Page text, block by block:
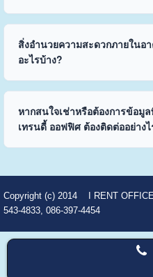
สิ่งอำนวยความสะดวกภายในอ
อะไรบ้าง?
หากสนใจเช่าหรือต้องการข้อมู
เทรนดี้ ออฟฟิศ ต้องติดต่ออย่างไ
Copyright (c) 2014 I RENT OFFICE
543-4833, 086-397-4454